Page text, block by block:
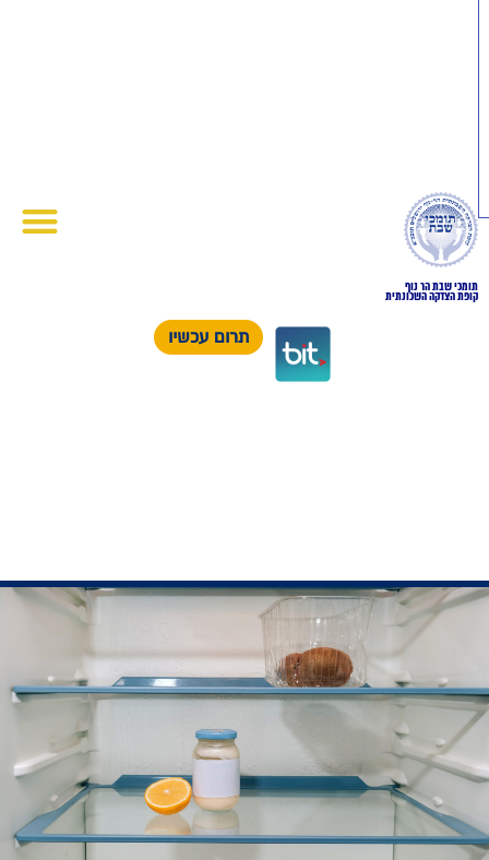
תומכי שבת הר נוף
קופת הצדקה השכונתית
תרום עכשיו
קרנות צדקה